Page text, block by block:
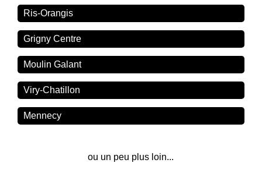
Ris-Orangis
Grigny Centre
Moulin Galant
Viry-Chatillon
Mennecy
ou un peu plus loin...